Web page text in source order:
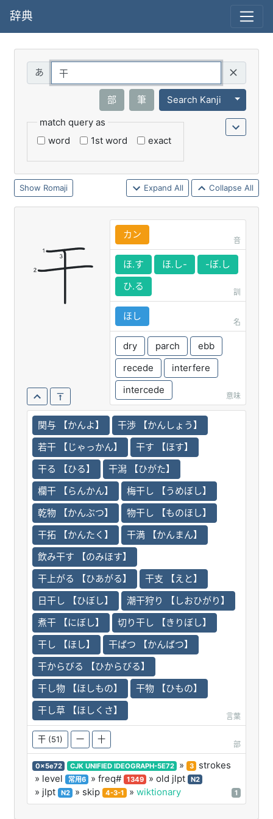
辞典
部 筆 Search Kanji
Toggle
match query as
word
1st word exact
Romaji Expand All Collapse All
干 カン
音
ほ.す ほ.し-
-ぼ.し
ひ.る
訓
ほし
名
dry parch
ebb
recede
interfere
intercede
意味
関与 【かんよ】
干渉 【かんしょう】
若干 【じゃっかん】
干す 【ほす】
干る 【ひる】
干潟 【ひがた】
欄干 【らんかん】
梅干し 【うめぼし】
乾物 【かんぶつ】
物干し 【ものほし】
干拓 【かんたく】
干満 【かんまん】
飲み干す 【のみほす】
干上がる 【ひあがる】
干支 【えと】
日干し 【ひぼし】
潮干狩り 【しおひがり】
煮干 【にぼし】
切り干し 【きりぼし】
干し 【ほし】
干ばつ 【かんばつ】
干からびる 【ひからびる】
干し物 【ほしもの】
干物 【ひもの】
干し草 【ほしくさ】
言葉
干 (51) 一 十
部
0x5e72 CJK UNIFIED IDEOGRAPH-5E72 » 3
strokes
» level
常用6 » freq# 1349 » old jlpt N2
» jlpt N2 » skip 4-3-1 » wiktionary 1